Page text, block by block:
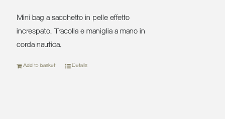
Mini bag a sacchetto in pelle effetto
increspato. Tracolla e maniglia a mano in
corda nautica.
Add to basket Details